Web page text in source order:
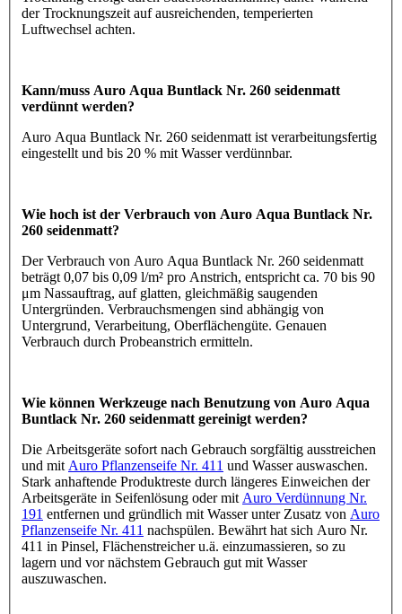
der Trocknungszeit auf ausreichenden, temperierten
Luftwechsel achten.
Kann/muss Auro Aqua Buntlack Nr. 260 seidenmatt
verdünnt werden?
Auro Aqua Buntlack Nr. 260 seidenmatt ist verarbeitungsfertig
eingestellt und bis 20 % mit Wasser verdünnbar.
Wie hoch ist der Verbrauch von Auro Aqua Buntlack Nr.
260 seidenmatt?
Der Verbrauch von Auro Aqua Buntlack Nr. 260 seidenmatt
beträgt 0,07 bis 0,09 l/m² pro Anstrich, entspricht ca. 70 bis 90
μm Nassauftrag, auf glatten, gleichmäßig saugenden
Untergründen. Verbrauchsmengen sind abhängig von
Untergrund, Verarbeitung, Oberflächengüte. Genauen
Verbrauch durch Probeanstrich ermitteln.
Wie können Werkzeuge nach Benutzung von Auro Aqua
Buntlack Nr. 260 seidenmatt gereinigt werden?
Die Arbeitsgeräte sofort nach Gebrauch sorgfältig ausstreichen
und mit Auro Pflanzenseife Nr. 411 und Wasser auswaschen.
Stark anhaftende Produktreste durch längeres Einweichen der
Arbeitsgeräte in Seifenlösung oder mit Auro Verdünnung Nr.
191 entfernen und gründlich mit Wasser unter Zusatz von Auro
Pflanzenseife Nr. 411 nachspülen. Bewährt hat sich Auro Nr.
411 in Pinsel, Flächenstreicher u.ä. einzumassieren, so zu
lagern und vor nächstem Gebrauch gut mit Wasser
auszuwaschen.